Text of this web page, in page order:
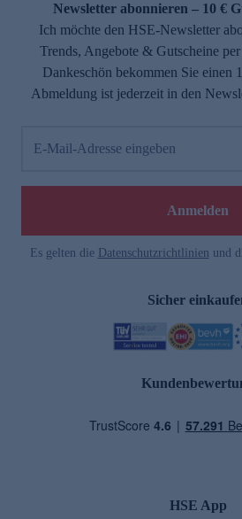
Newsletter abonnieren – 10 €
Ich möchte den HSE-Newsletter
Trends, Angebote & Gutscheine
Dankeschön bekommen Sie einen
Abmeldung ist jederzeit in den
E-Mail-Adresse eingeben
Anmelden
Es gelten die Datenschutzrichtlinien und
Sicher
HSE App